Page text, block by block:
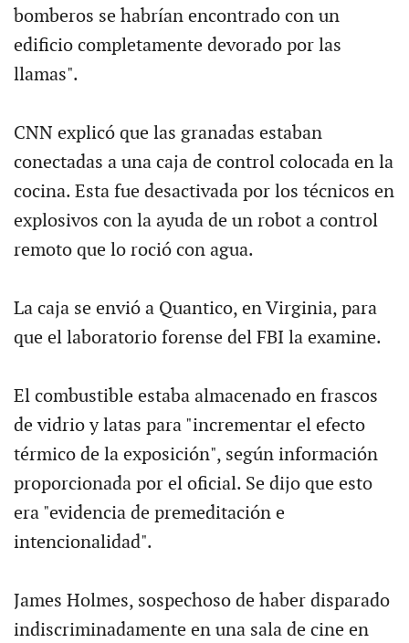
bomberos se habrían encontrado con un
edificio completamente devorado por las
llamas".
CNN explicó que las granadas estaban
conectadas a una caja de control colocada en la
cocina. Esta fue desactivada por los técnicos en
explosivos con la ayuda de un robot a control
remoto que lo roció con agua.
La caja se envió a Quantico, en Virginia, para
que el laboratorio forense del FBI la examine.
El combustible estaba almacenado en frascos
de vidrio y latas para "incrementar el efecto
térmico de la exposición", según información
proporcionada por el oficial. Se dijo que esto
era "evidencia de premeditación e
intencionalidad".
James Holmes, sospechoso de haber disparado
indiscriminadamente en una sala de cine en